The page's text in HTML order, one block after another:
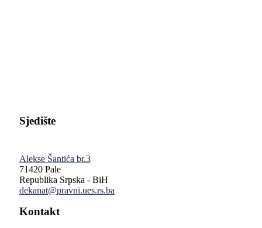
Sjedište
Alekse Šantića br.3
71420 Pale
Republika Srpska - BiH
dekanat@pravni.ues.rs.ba
Kontakt